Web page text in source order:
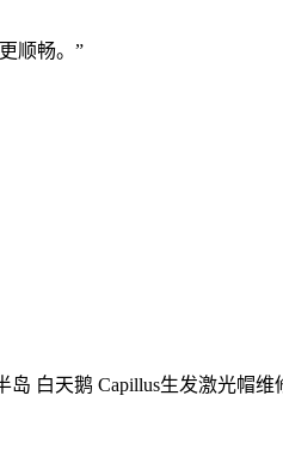
顺畅。”
白天鹅 Capillus生发激光帽维